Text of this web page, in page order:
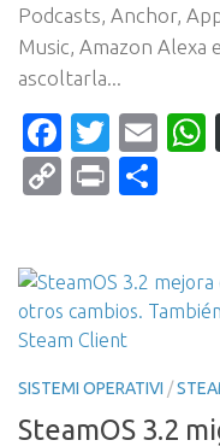
Podcasts, Anchor,
Music, Amazon Alexa
ascoltarla...
CopyPrint
SISTEMI OPERATIVI /
SteamOS 3.2